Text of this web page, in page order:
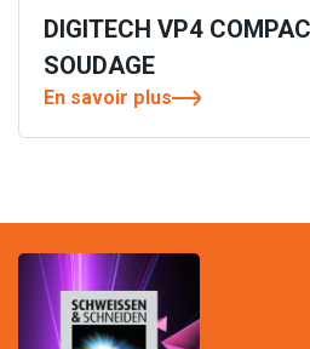
DIGITECH VP4
SOUDAGE
En savoir plus